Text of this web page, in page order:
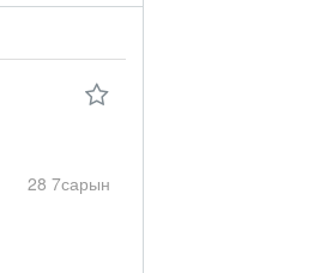
28 7сарын